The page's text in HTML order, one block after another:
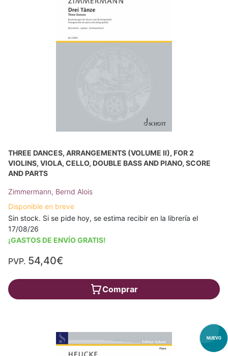
THREE DANCES, ARRANGEMENTS (VOLUME II), FOR 2
VIOLINS, VIOLA, CELLO, DOUBLE BASS AND PIANO, SCORE
AND PARTS
Zimmermann, Bernd Alois
Disponible en breve
Sin stock. Si se pide hoy, se estima recibir en la librería el
17/08/26
¡GASTOS DE ENVÍO GRATIS!
PVP. 54,40€
Comprar